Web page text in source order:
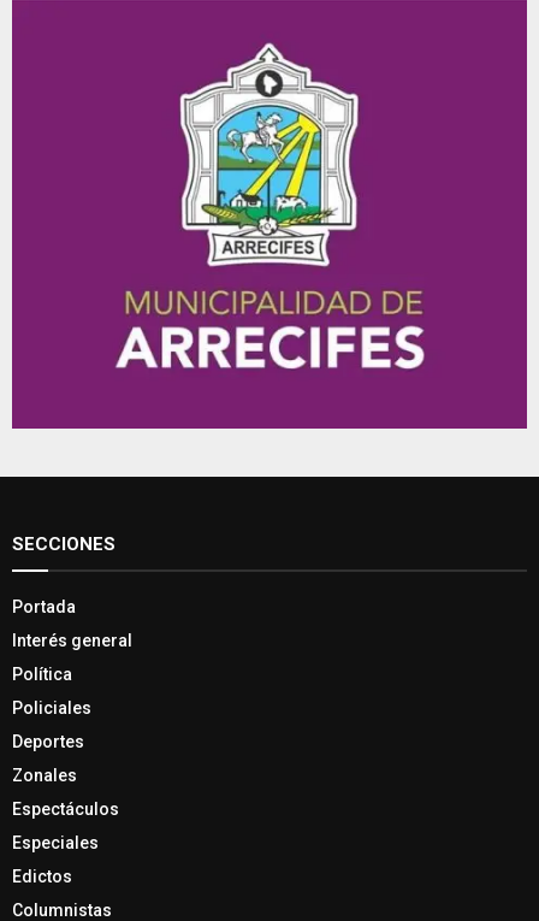
SECCIONES
Portada
Interés general
Política
Policiales
Deportes
Zonales
Espectáculos
Especiales
Edictos
Columnistas